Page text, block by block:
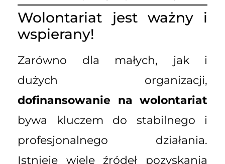
Wolontariat jest ważny i
wspierany!
Zarówno dla małych, jak i
dużych organizacji,
dofinansowanie na wolontariat
bywa kluczem do stabilnego i
profesjonalnego działania.
Istnieje wiele źródeł pozyskania